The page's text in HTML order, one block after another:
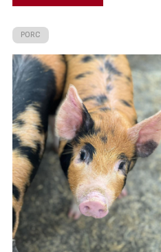
PORC